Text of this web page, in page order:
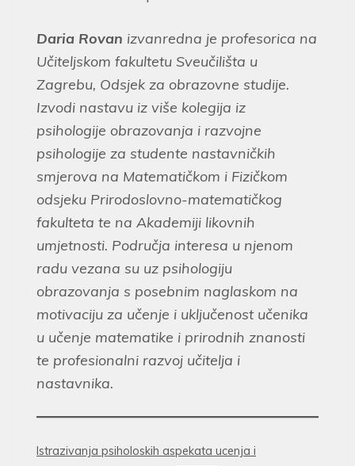
Daria Rovan izvanredna je profesorica na
Učiteljskom fakultetu Sveučilišta u
Zagrebu, Odsjek za obrazovne studije.
Izvodi nastavu iz više kolegija iz
psihologije obrazovanja i razvojne
psihologije za studente nastavničkih
smjerova na Matematičkom i Fizičkom
odsjeku Prirodoslovno-matematičkog
fakulteta te na Akademiji likovnih
umjetnosti. Područja interesa u njenom
radu vezana su uz psihologiju
obrazovanja s posebnim naglaskom na
motivaciju za učenje i uključenost učenika
u učenje matematike i prirodnih znanosti
te profesionalni razvoj učitelja i
nastavnika.
Istrazivanja psiholoskih aspekata ucenja i